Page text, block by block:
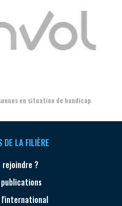
en situation de handicap
DE LA FILIÈRE
rejoindre ?
l'international